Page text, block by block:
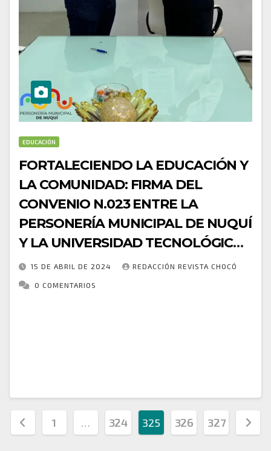
EDUCACIÓN
FORTALECIENDO LA EDUCACIÓN Y
LA COMUNIDAD: FIRMA DEL
CONVENIO N.023 ENTRE LA
PERSONERÍA MUNICIPAL DE NUQUÍ
Y LA UNIVERSIDAD TECNOLÓGICA
DEL CHOCÓ
15 DE ABRIL DE 2024 REDACCIÓN REVISTA CHOCÓ
0 COMENTARIOS
Paginación
1 … 324 325 326 327